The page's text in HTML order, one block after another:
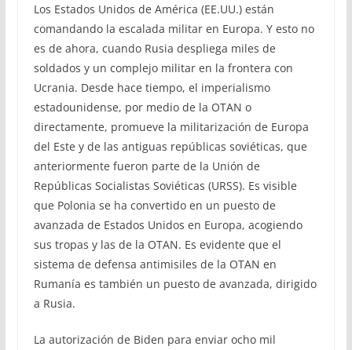
Los Estados Unidos de América (EE.UU.) están
comandando la escalada militar en Europa. Y esto no
es de ahora, cuando Rusia despliega miles de
soldados y un complejo militar en la frontera con
Ucrania. Desde hace tiempo, el imperialismo
estadounidense, por medio de la OTAN o
directamente, promueve la militarización de Europa
del Este y de las antiguas repúblicas soviéticas, que
anteriormente fueron parte de la Unión de
Repúblicas Socialistas Soviéticas (URSS). Es visible
que Polonia se ha convertido en un puesto de
avanzada de Estados Unidos en Europa, acogiendo
sus tropas y las de la OTAN. Es evidente que el
sistema de defensa antimisiles de la OTAN en
Rumanía es también un puesto de avanzada, dirigido
a Rusia.
La autorización de Biden para enviar ocho mil